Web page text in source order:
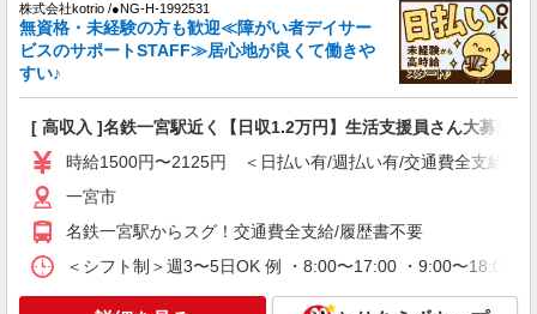
派遣社員
株式会社kotrio /●NG-H-2029421
夕方までのデイサービス☆車の運転できる方優
時給1500円〜2125円 ＜日払い有/週払い有/交
通費全支給(ガソリン代含む)＞
一宮市内
キープ 詳細を見る
派遣社員
株式会社kotrio /●NG-H-1992531
無資格・未経験の方も歓迎≪障がい者デイサー
ビスのサポートSTAFF≫居心地が良くて働きや
すい♪
[ 高収入 ]名鉄一宮駅近く【日収1.2万円】生活支援員さん大募集！
時給1500円〜2125円 ＜日払い有/週払い有/交通費全支給(ガ
一宮市
名鉄一宮駅からスグ！交通費全支給/履歴書不要
＜シフト制＞週3〜5日OK 例 ・8:00〜17:00 ・9:00〜18:00